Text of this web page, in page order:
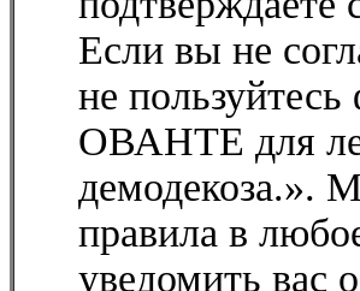
Если вы не
не
ОВАНТЕ для
демодекоза.».
правила в
уведомить вас